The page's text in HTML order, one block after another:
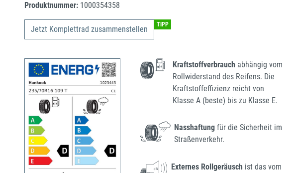
Produktnummer: 1000354358
Jetzt Komplettrad zusammenstellen TIPP
Kraftstoffverbrauch abhängig vom
Rollwiderstand des Reifens. Die
Kraftstoffeffizienz reicht von
Klasse A (beste) bis zu Klasse E.
Nasshaftung für die Sicherheit im
Straßenverkehr.
Externes Rollgeräusch ist das vom